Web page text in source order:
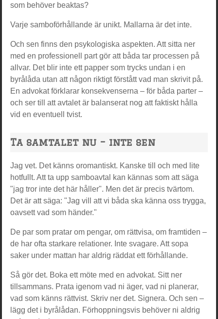
som behöver beaktas?
Varje samboförhållande är unikt. Mallarna är det inte.
Och sen finns den psykologiska aspekten. Att sitta ner
med en professionell part gör att båda tar processen på
allvar. Det blir inte ett papper som trycks undan i en
byrålåda utan att någon riktigt förstått vad man skrivit på.
En advokat förklarar konsekvenserna – för båda parter –
och ser till att avtalet är balanserat nog att faktiskt hålla
vid en eventuell tvist.
Ta samtalet nu – inte sen
Jag vet. Det känns oromantiskt. Kanske till och med lite
hotfullt. Att ta upp samboavtal kan kännas som att säga
"jag tror inte det här håller". Men det är precis tvärtom.
Det är att säga: "Jag vill att vi båda ska känna oss trygga,
oavsett vad som händer."
De par som pratar om pengar, om rättvisa, om framtiden –
de har ofta starkare relationer. Inte svagare. Att sopa
saker under mattan har aldrig räddat ett förhållande.
Så gör det. Boka ett möte med en advokat. Sitt ner
tillsammans. Prata igenom vad ni äger, vad ni planerar,
vad som känns rättvist. Skriv ner det. Signera. Och sen –
lägg det i byrålådan. Förhoppningsvis behöver ni aldrig